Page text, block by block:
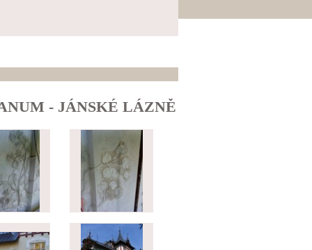
- JÁNSKÉ LÁZNĚ